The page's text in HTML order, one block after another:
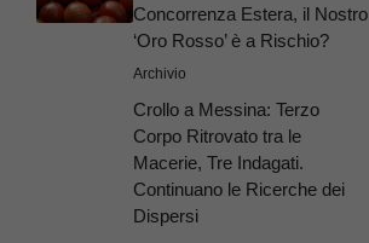
Concorrenza Estera, il Nostro
‘Oro Rosso’ è a Rischio?
Archivio
Crollo a Messina: Terzo
Corpo Ritrovato tra le
Macerie, Tre Indagati.
Continuano le Ricerche dei
Dispersi